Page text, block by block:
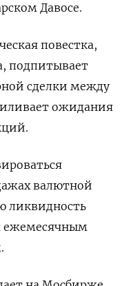
Давосе.
повестка,
подпитывает
сделки между
ожидания
валютной
ликвидность
ежемесячным